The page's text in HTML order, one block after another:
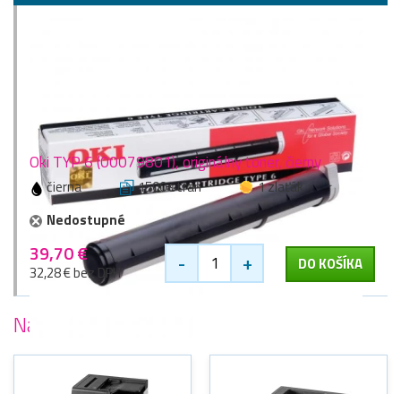
Oki TYP 6 (00079801), originálny toner, čierny
čierna 1500 stran
1 zlaťák
Nedostupné
39,70 €
32,28 € bez DPH - + DO KOŠÍKA
Najobľúbenejšie